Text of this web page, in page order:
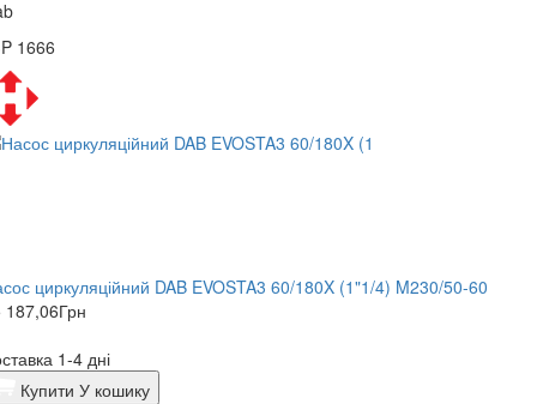
1666
циркуляційний DAB EVOSTA3 60/180X (1"1/4) M230/50-60
187,06Грн
1-4 дні
Купити У кошику